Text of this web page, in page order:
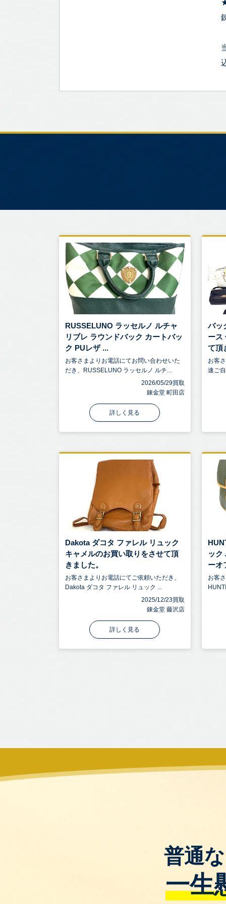
RUSSELUNO ラッセルノ ルチャ
リブレ ラウンドバック カートバッ
ク PUレザ ...
お客さまよりお電話にてお問い合わせいた
だき、RUSSELUNO ラッセルノ ルチ...
2026/05/29買取
錬金堂 町田店
詳しく見る
バッ
ース
て頂
お客
速ご
Dakota ダコタ ファレル リュック
キャメルのお買い取りをさせて頂
きました。
お客さまよりお電話にてご依頼いただき、
Dakota ダコタ ファレル リュック ...
2025/12/23買取
錬金堂 藤沢店
詳しく見る
ック
ーオ
お客
普通
一生